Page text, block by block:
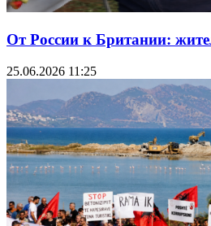
От России к Британии:
25.06.2026 11:25